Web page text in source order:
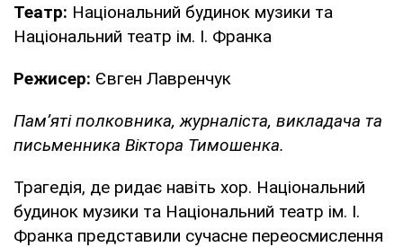
Театр: Національний будинок музики та
Національний театр ім. І. Франка
Режисер: Євген Лавренчук
Пам’яті полковника, журналіста, викладача та
письменника Віктора Тимошенка.
Трагедія, де ридає навіть хор. Національний
будинок музики та Національний театр ім. І.
Франка представили сучасне переосмислення